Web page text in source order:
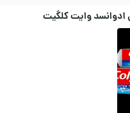
ادوانسد وایت کلگیت